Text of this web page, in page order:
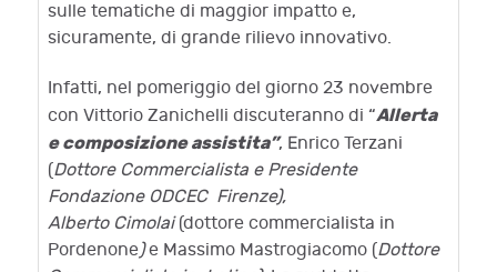
sulle tematiche di maggior impatto e,
sicuramente, di grande rilievo innovativo.
Infatti, nel pomeriggio del giorno 23 novembre
con Vittorio Zanichelli discuteranno di “Allerta
e composizione assistita”, Enrico Terzani
(Dottore Commercialista e Presidente
Fondazione ODCEC Firenze),
Alberto Cimolai(dottore commercialista in
Pordenone)e Massimo Mastrogiacomo (Dottore